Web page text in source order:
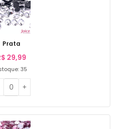
Prata
29,99
35